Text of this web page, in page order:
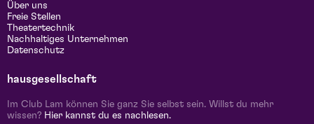
Über uns
Freie Stellen
Theatertechnik
Nachhaltiges Unternehmen
Datenschutz
hausgesellschaft
Im Club Lam können Sie ganz Sie selbst sein. Willst du mehr
wissen? Hier kannst du es nachlesen.